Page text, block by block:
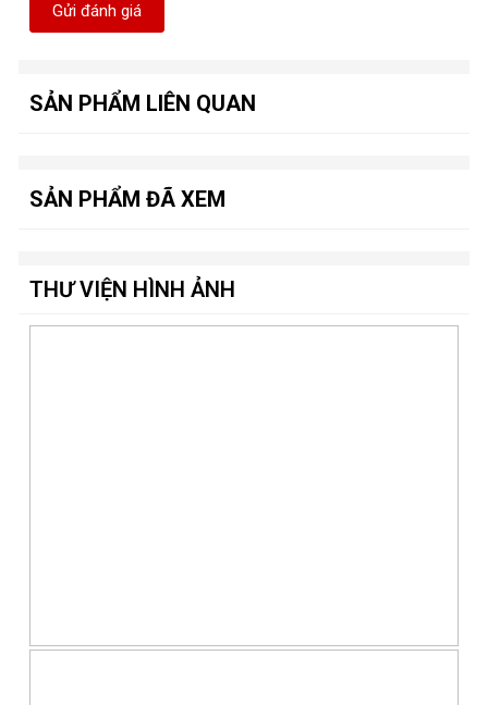
Gửi đánh giá
SẢN PHẨM LIÊN QUAN
SẢN PHẨM ĐÃ XEM
THƯ VIỆN HÌNH ẢNH